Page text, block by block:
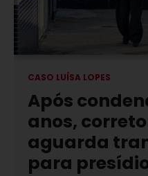
CASO LUÍSA LOPES
Após
anos,
aguarda
para